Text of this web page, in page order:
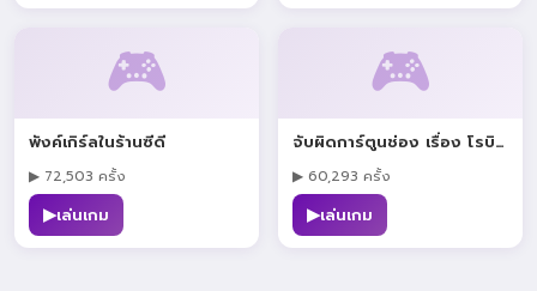
🎮
พังค์เกิร์ลในร้านซีดี
▶ 72,503 ครั้ง
▶เล่นเกม
🎮
จับผิดการ์ตูนช่อง เรื่อง โรบินจอมวายร้าย
▶ 60,293 ครั้ง
▶เล่นเกม